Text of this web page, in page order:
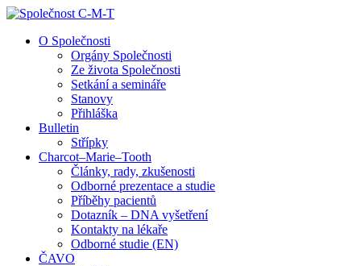
↓
O Společnosti
Orgány Společnosti
Ze života Společnosti
Setkání a semináře
Stanovy
Přihláška
Bulletin
Střípky
Charcot–Marie–Tooth
Články, rady, zkušenosti
Odborné prezentace a studie
Příběhy pacientů
Dotazník – DNA vyšetření
Kontakty na lékaře
Odborné studie (EN)
ČAVO